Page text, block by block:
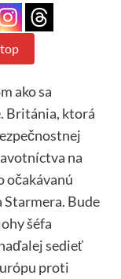
ako sa
Británia, ktorá
na
očakávanú
Bude
šéfa
sedieť
proti